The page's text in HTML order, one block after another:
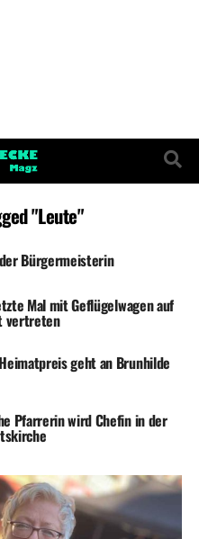
"Leute"
Bürgermeisterin
Mal mit Geflügelwagen auf
vertreten
geht an Brunhilde
Pfarrerin wird Chefin in der